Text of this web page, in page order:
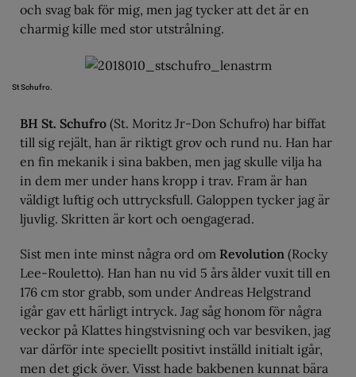
och svag bak för mig, men jag tycker att det är en
charmig kille med stor utstrålning.
St Schufro.
BH St. Schufro (St. Moritz Jr-Don Schufro) har biffat
till sig rejält, han är riktigt grov och rund nu. Han har
en fin mekanik i sina bakben, men jag skulle vilja ha
in dem mer under hans kropp i trav. Fram är han
väldigt luftig och uttrycksfull. Galoppen tycker jag är
ljuvlig. Skritten är kort och oengagerad.
Sist men inte minst några ord om Revolution (Rocky
Lee-Rouletto). Han han nu vid 5 års ålder vuxit till en
176 cm stor grabb, som under Andreas Helgstrand
igår gav ett härligt intryck. Jag såg honom för några
veckor på Klattes hingstvisning och var besviken, jag
var därför inte speciellt positivt inställd initialt igår,
men det gick över. Visst hade bakbenen kunnat bära